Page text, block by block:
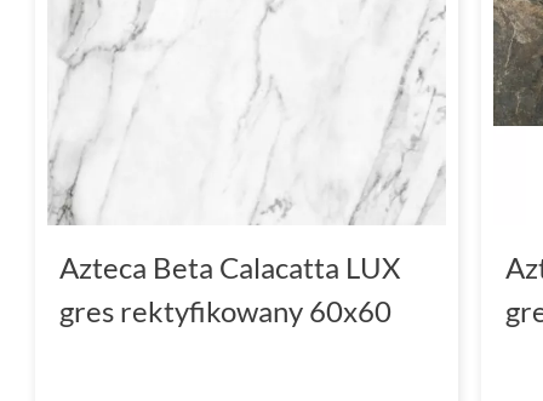
Azteca Beta Calacatta LUX
gres rektyfikowany 60x60